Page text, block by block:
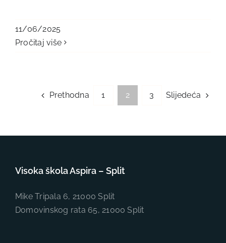
11/06/2025
Pročitaj više
Prethodna 1 2 3 Slijedeća
Visoka škola Aspira – Split
Mike Tripala 6, 21000 Split
Domovinskog rata 65, 21000 Split